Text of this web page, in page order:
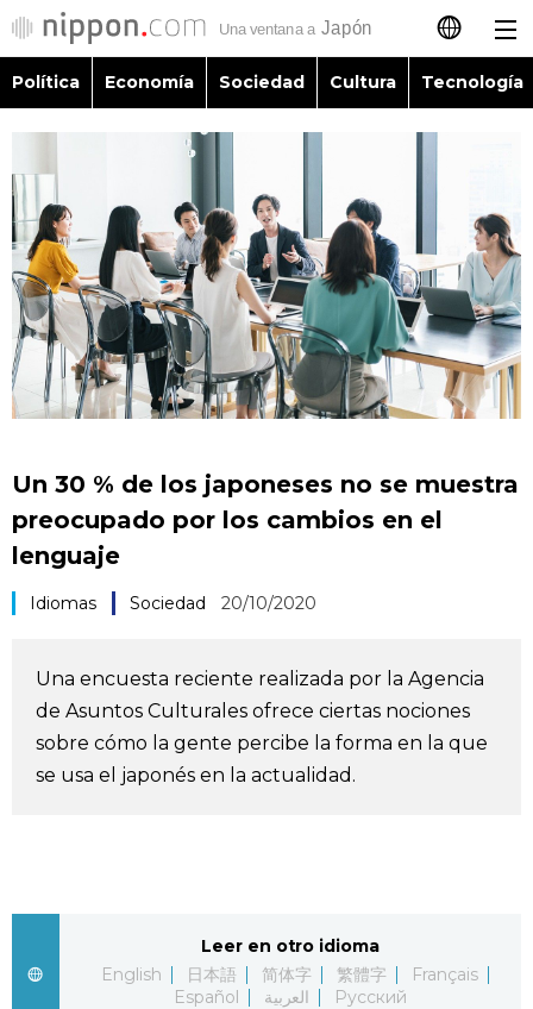
日本語
简体字
繁體字
Français
العربية
Política
Economía
Sociedad
Tecnología
Vida
Vídeos e imágenes
En profundidad
Datos de Japón
Política Economía Sociedad Cultura Tecnología
Un 30 % de los japoneses no se muestra
preocupado por los cambios en el
lenguaje
Idiomas Sociedad 20/10/2020
Una encuesta reciente realizada por la Agencia
de Asuntos Culturales ofrece ciertas nociones
sobre cómo la gente percibe la forma en la que
se usa el japonés en la actualidad.
Leer en otro idioma
English
日本語 简体字 繁體字
Français
Español
العربية Русский